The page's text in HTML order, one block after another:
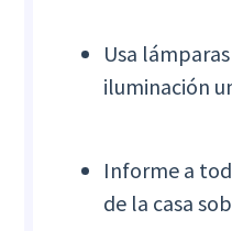
Usa
iluminación
Informe a
de la casa